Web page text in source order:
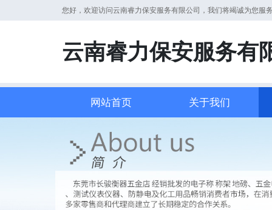
您好，欢迎访问云南睿力保安服务有限公司，我们将竭诚为您服
云南睿力保安服务有
网站首页 关于我们